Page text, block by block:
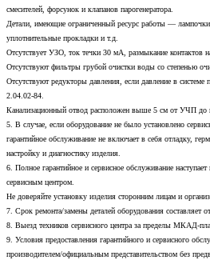
смесителей, форсунок и клапанов парогенератора.
Детали, имеющие ограниченный ресурс работы —
уплотнительные прокладки и т.д.
Отсутствует УЗО, ток течки 30 мА, размыкание контактов
Отсутствуют фильтры грубой очистки воды со степенью
Отсутствуют редукторы давления, если давление в
2.04.02-84.
Канализационный отвод расположен выше 5 см от УЧП до
5. В случае, если оборудование не было установлено
гарантийное обслуживание не включает в себя отладку,
настройку и диагностику изделия.
6. Полное гарантийное и сервисное обслуживание
сервисным центром.
Не доверяйте установку изделия сторонним лицам и
7. Срок ремонта/замены деталей оборудования составляет
8. Выезд техников сервисного центра за пределы МКАД-
9. Условия предоставления гарантийного и сервисного
производителем/официальным представительством без